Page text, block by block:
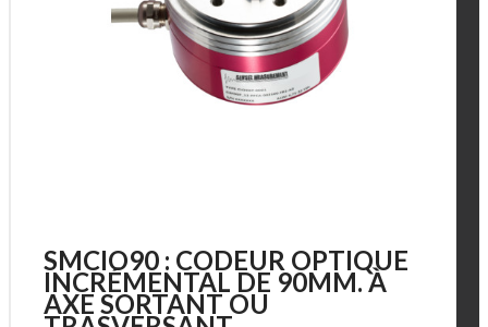
SMCIO90 : CODEUR OPTIQUE
INCRÉMENTAL DE 90MM. À
AXE SORTANT OU